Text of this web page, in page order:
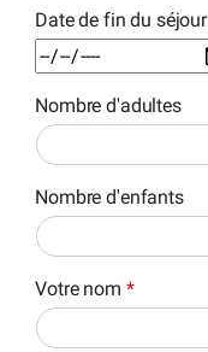
Date de fin du séjour
Nombre d'adultes
Nombre d'enfants
Votre nom *